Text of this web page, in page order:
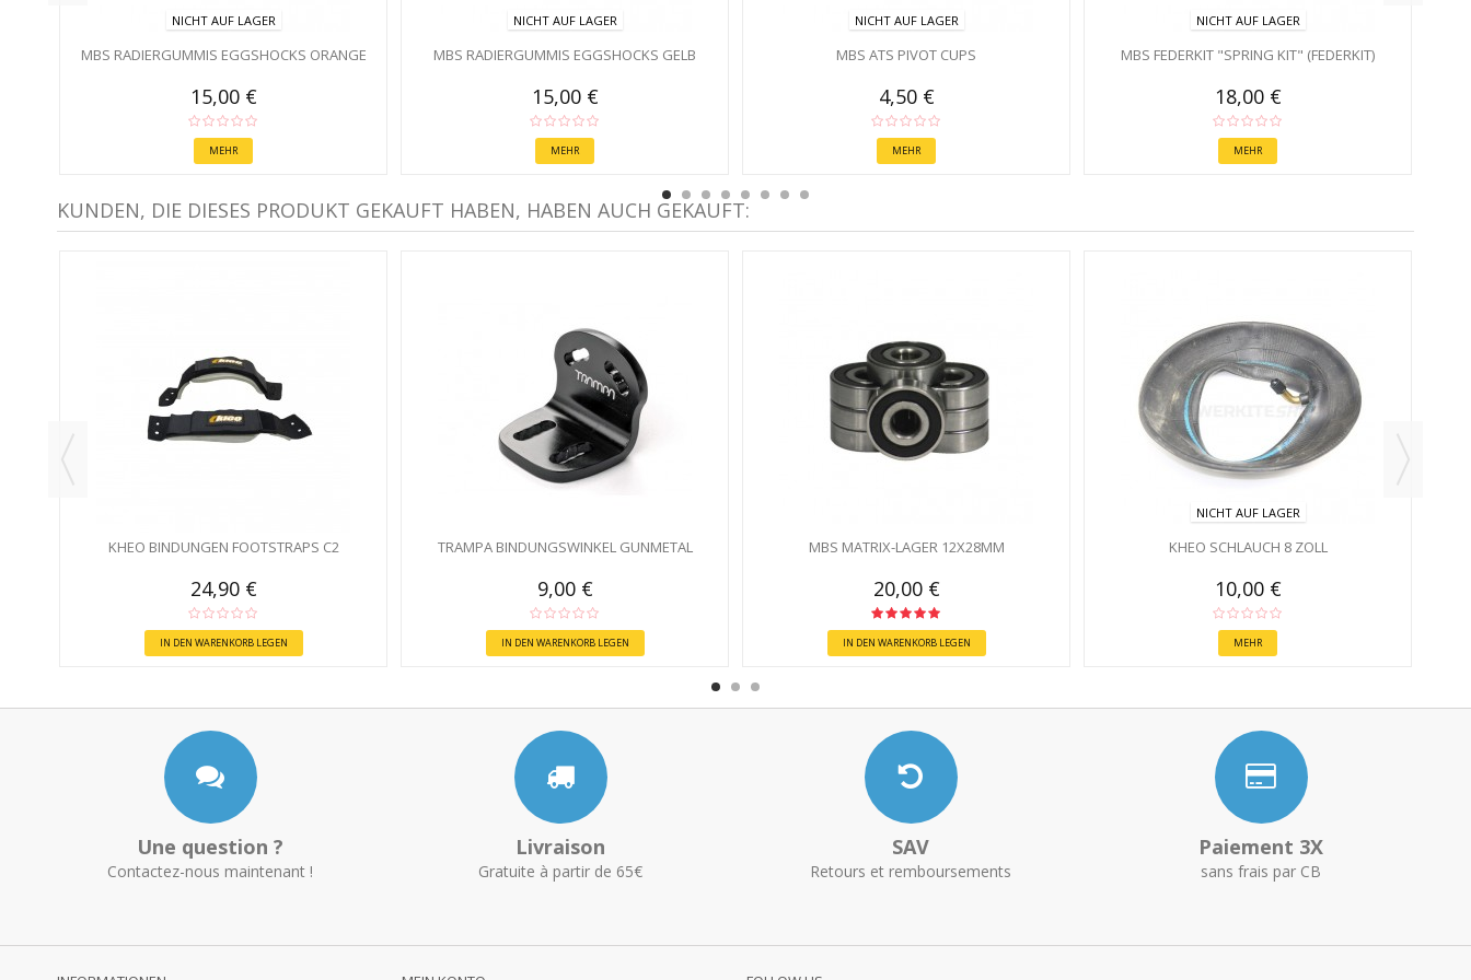
NICHT AUF LAGER
MBS RADIERGUMMIS EGGSHOCKS ORANGE
15,00 €
MEHR
NICHT AUF LAGER
MBS RADIERGUMMIS EGGSHOCKS GELB
15,00 €
MEHR
NICHT AUF LAGER
MBS ATS PIVOT CUPS
4,50 €
MEHR
NICHT AUF LAGER
MBS FEDERKIT "SPRING KIT" (FEDERKIT)
18,00 €
MEHR
KUNDEN, DIE DIESES PRODUKT GEKAUFT HABEN, HABEN AUCH GEKAUFT:
KHEO BINDUNGEN FOOTSTRAPS C2
24,90 €
IN DEN WARENKORB LEGEN
TRAMPA BINDUNGSWINKEL GUNMETAL
9,00 €
IN DEN WARENKORB LEGEN
MBS MATRIX-LAGER 12X28MM
20,00 €
IN DEN WARENKORB LEGEN
NICHT AUF LAGER
KHEO SCHLAUCH 8 ZOLL
10,00 €
MEHR
Une question ?
Contactez-nous maintenant !
Livraison
Gratuite à partir de 65€
SAV
Retours et remboursements
Paiement 3X
sans frais par CB